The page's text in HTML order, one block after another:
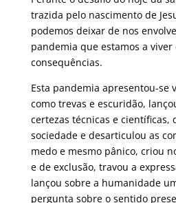
trazida pelo nascimento de
podemos deixar de nos
pandemia que estamos a
consequências.
Esta pandemia apresentou-se
como trevas e escuridão,
certezas técnicas e científicas,
sociedade e desarticulou as
medo e mesmo pânico, criou
e de exclusão, travou a
lançou sobre a humanidade
pergunta sobre o sentido